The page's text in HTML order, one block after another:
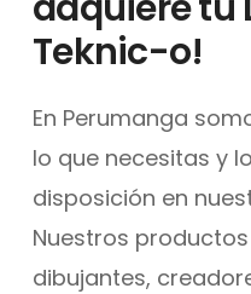
Teknic-o!
En Perumanga
lo que necesitas y
disposición en
Nuestros
dibujantes,